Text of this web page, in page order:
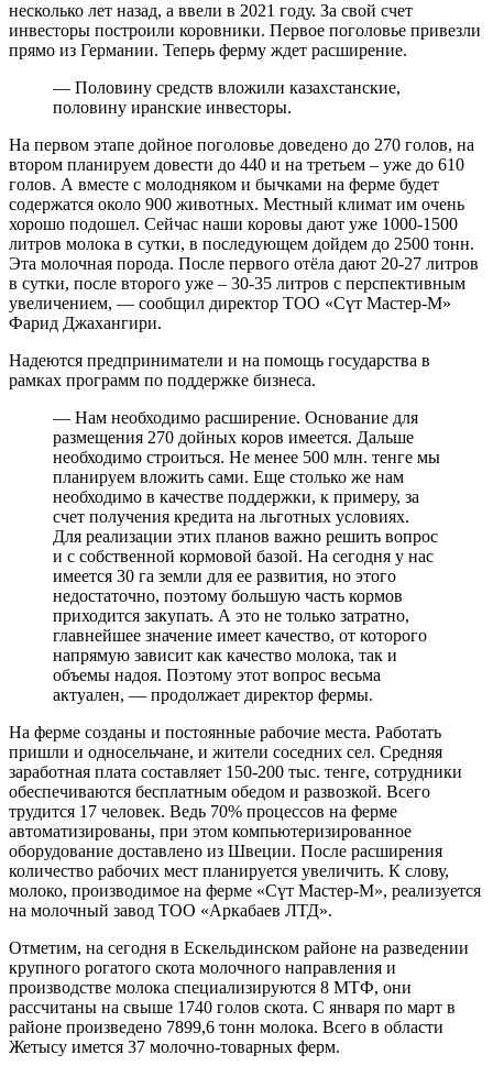
несколько лет назад, а ввели в 2021 году. За свой счет
инвесторы построили коровники. Первое поголовье привезли
прямо из Германии. Теперь ферму ждет расширение.
— Половину средств вложили казахстанские,
половину иранские инвесторы.
На первом этапе дойное поголовье доведено до 270 голов, на
втором планируем довести до 440 и на третьем – уже до 610
голов. А вместе с молодняком и бычками на ферме будет
содержатся около 900 животных. Местный климат им очень
хорошо подошел. Сейчас наши коровы дают уже 1000-1500
литров молока в сутки, в последующем дойдем до 2500 тонн.
Эта молочная порода. После первого отёла дают 20-27 литров
в сутки, после второго уже – 30-35 литров с перспективным
увеличением, — сообщил директор ТОО «Сүт Мастер-М»
Фарид Джахангири.
Надеются предприниматели и на помощь государства в
рамках программ по поддержке бизнеса.
— Нам необходимо расширение. Основание для
размещения 270 дойных коров имеется. Дальше
необходимо строиться. Не менее 500 млн. тенге мы
планируем вложить сами. Еще столько же нам
необходимо в качестве поддержки, к примеру, за
счет получения кредита на льготных условиях.
Для реализации этих планов важно решить вопрос
и с собственной кормовой базой. На сегодня у нас
имеется 30 га земли для ее развития, но этого
недостаточно, поэтому большую часть кормов
приходится закупать. А это не только затратно,
главнейшее значение имеет качество, от которого
напрямую зависит как качество молока, так и
объемы надоя. Поэтому этот вопрос весьма
актуален, — продолжает директор фермы.
На ферме созданы и постоянные рабочие места. Работать
пришли и односельчане, и жители соседних сел. Средняя
заработная плата составляет 150-200 тыс. тенге, сотрудники
обеспечиваются бесплатным обедом и развозкой. Всего
трудится 17 человек. Ведь 70% процессов на ферме
автоматизированы, при этом компьютеризированное
оборудование доставлено из Швеции. После расширения
количество рабочих мест планируется увеличить. К слову,
молоко, производимое на ферме «Сүт Мастер-М», реализуется
на молочный завод ТОО «Аркабаев ЛТД».
Отметим, на сегодня в Ескельдинском районе на разведении
крупного рогатого скота молочного направления и
производстве молока специализируются 8 МТФ, они
рассчитаны на свыше 1740 голов скота. С января по март в
районе произведено 7899,6 тонн молока. Всего в области
Жетысу имется 37 молочно-товарных ферм.